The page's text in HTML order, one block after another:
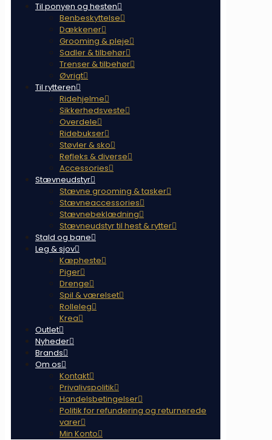
Til ponyen og hesten
Benbeskyttelse
Dækkener
Grooming & pleje
Sadler & tilbehør
Trenser & tilbehør
Øvrigt
Til rytteren
Ridehjelme
Sikkerhedsveste
Overdele
Ridebukser
Støvler & sko
Refleks & diverse
Accessories
Stævneudstyr
Stævne grooming & tasker
Stævneaccessories
Stævnebeklædning
Stævneudstyr til hest & rytter
Stald og bane
Leg & sjov
Kæpheste
Piger
Drenge
Spil & værelset
Rolleleg
Krea
Outlet
Nyheder
Brands
Om os
Kontakt
Privalivspolitik
Handelsbetingelser
Politik for refundering og returnerede
varer
Min Konto